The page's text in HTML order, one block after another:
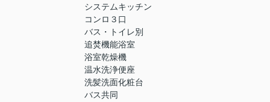
システムキッチン
コンロ３口
バス・トイレ別
追焚機能浴室
浴室乾燥機
温水洗浄便座
洗髪洗面化粧台
バス共同